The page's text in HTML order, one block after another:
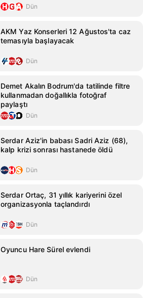
Dün
AKM Yaz Konserleri 12 Ağustos'ta caz
temasıyla başlayacak
Dün
Demet Akalın Bodrum'da tatilinde filtre
kullanmadan doğallıkla fotoğraf
paylaştı
Dün
Serdar Aziz'in babası Sadri Aziz (68),
kalp krizi sonrası hastanede öldü
Dün
Serdar Ortaç, 31 yıllık kariyerini özel
organizasyonla taçlandırdı
Dün
Oyuncu Hare Sürel evlendi
Dün